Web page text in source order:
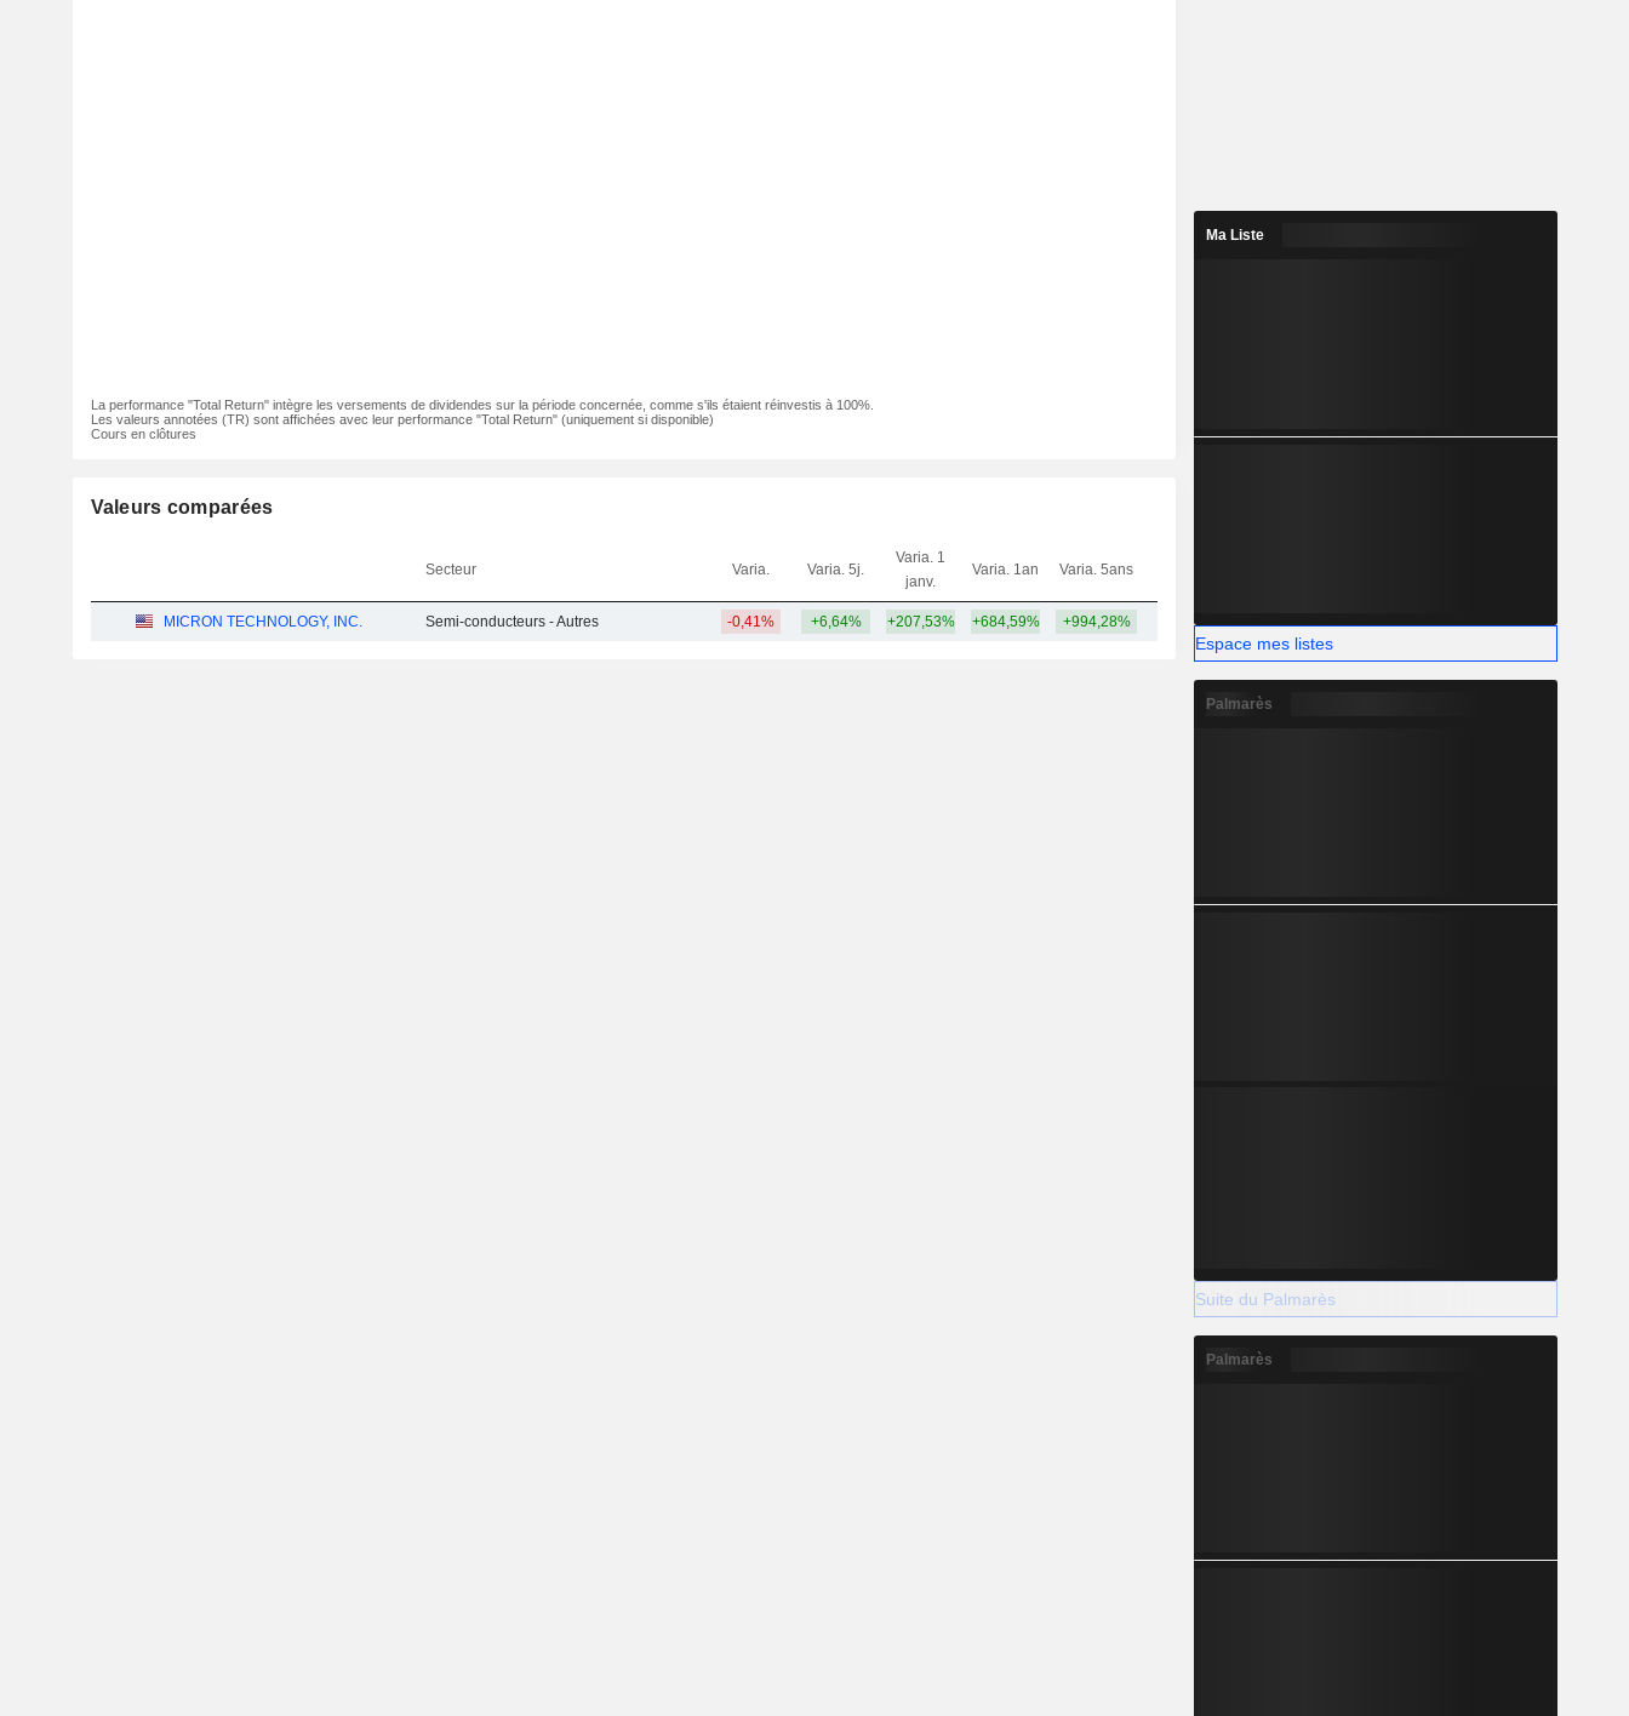
La performance "Total Return" intègre les versements de dividendes sur la période concernée, comme s'ils étaient réinvestis à 100%.
Les valeurs annotées (TR) sont affichées avec leur performance "Total Return" (uniquement si disponible)
Cours en clôtures
Valeurs comparées
Secteur Varia. Varia. 5j.
Varia. 1
janv.
Varia. 1an Varia. 5ans
MICRON TECHNOLOGY, INC. Semi-conducteurs - Autres -0,41% +6,64% +207,53% +684,59% +994,28% 996 Md
Ma Liste
Espace mes listes
Palmarès
Suite du Palmarès
Palmarès